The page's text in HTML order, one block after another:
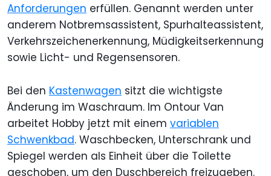
Anforderungen erfüllen. Genannt werden unter
anderem Notbremsassistent, Spurhalteassistent,
Verkehrszeichenerkennung, Müdigkeitserkennung
sowie Licht- und Regensensoren.
Bei den Kastenwagen sitzt die wichtigste
Änderung im Waschraum. Im Ontour Van
arbeitet Hobby jetzt mit einem variablen
Schwenkbad. Waschbecken, Unterschrank und
Spiegel werden als Einheit über die Toilette
geschoben, um den Duschbereich freizugeben.